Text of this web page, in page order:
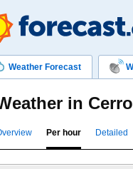
Weather Forecast
in
Per hour Detailed